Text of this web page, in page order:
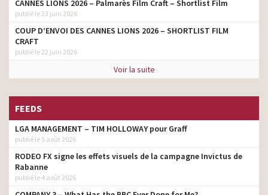
CANNES LIONS 2026 – Palmarès Film Craft – Shortlist Film
publié le 23 juin 2026
COUP D’ENVOI DES CANNES LIONS 2026 – SHORTLIST FILM
CRAFT
publié le 22 juin 2026
Voir la suite
FEEDS
LGA MANAGEMENT – TIM HOLLOWAY pour Graff
publié le 5 août 2026
RODEO FX signe les effets visuels de la campagne Invictus de
Rabanne
publié le 4 août 2026